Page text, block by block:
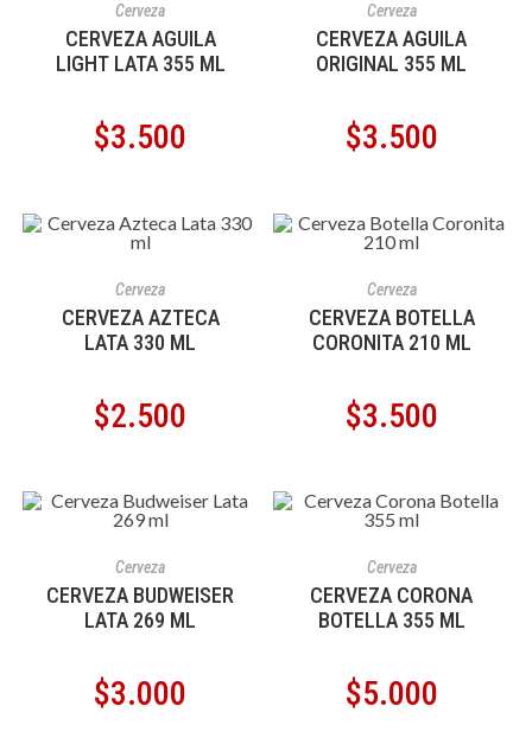
Cerveza
CERVEZA AGUILA
LIGHT LATA 355 ML
$3.500
Cerveza
CERVEZA AGUILA
ORIGINAL 355 ML
$3.500
Cerveza
CERVEZA AZTECA
LATA 330 ML
$2.500
Cerveza
CERVEZA BOTELLA
CORONITA 210 ML
$3.500
Cerveza
CERVEZA BUDWEISER
LATA 269 ML
$3.000
Cerveza
CERVEZA CORONA
BOTELLA 355 ML
$5.000